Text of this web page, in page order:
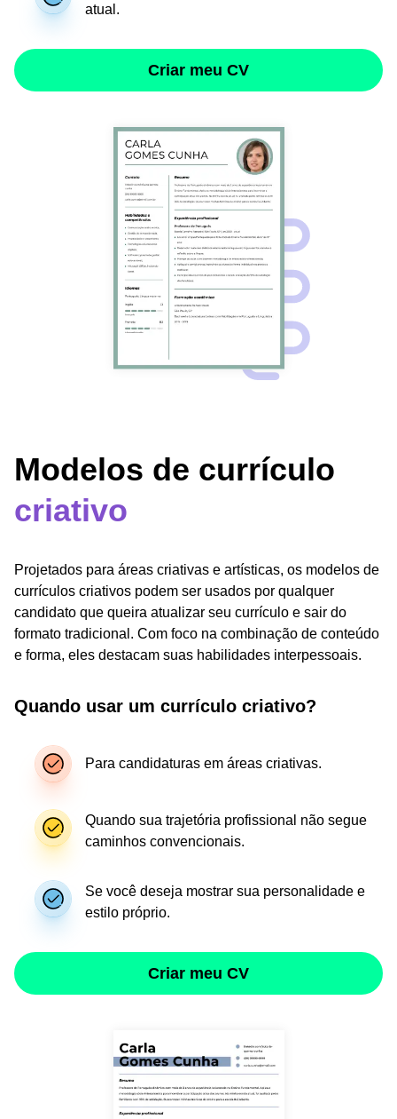
atual.
Criar meu CV
Modelos de currículo
criativo
Projetados para áreas criativas e artísticas, os modelos de
currículos criativos podem ser usados ​​por qualquer
candidato que queira atualizar seu currículo e sair do
formato tradicional. Com foco na combinação de conteúdo
e forma, eles destacam suas habilidades interpessoais.
Quando usar um currículo criativo?
Para candidaturas em áreas criativas.
Quando sua trajetória profissional não segue
caminhos convencionais.
Se você deseja mostrar sua personalidade e
estilo próprio.
Criar meu CV